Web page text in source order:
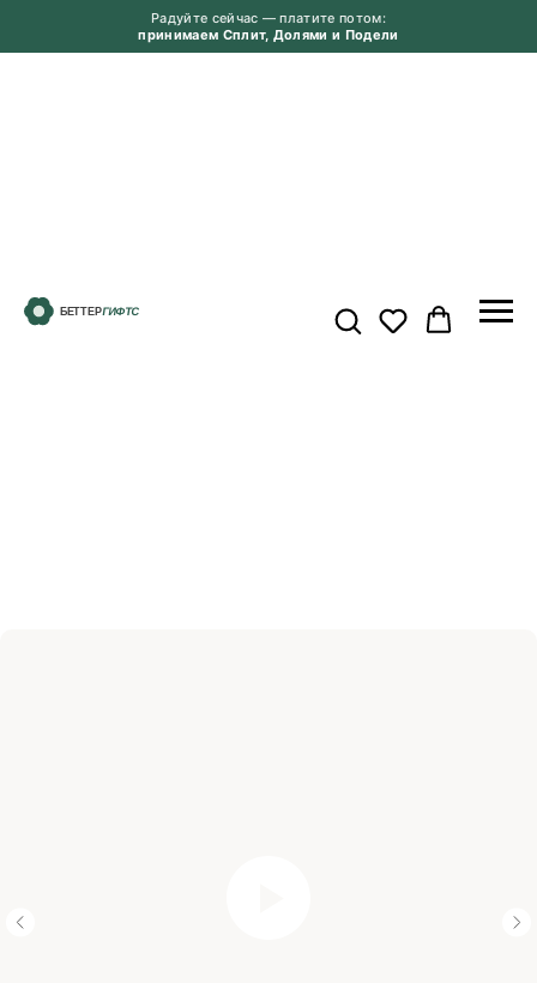
Радуйте сейчас — платите потом:
принимаем Сплит, Долями и Подели